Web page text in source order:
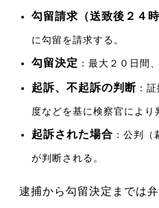
勾留請求（送致後２４時
に勾留を請求する。
勾留決定 ：最大２０日間
起訴、不起訴の判断 ：
度などを基に検察官により
起訴された場合 ：公判
が判断される。
逮捕から勾留決定までは